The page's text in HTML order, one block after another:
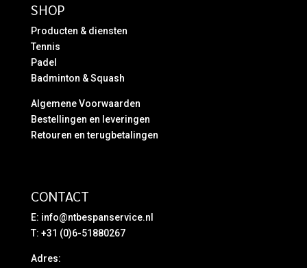
SHOP
Producten & diensten
Tennis
Padel
Badminton & Squash
Algemene Voorwaarden
Bestellingen en leveringen
Retouren en terugbetalingen
CONTACT
E: info@ntbespanservice.nl
T: +31 (0)6-51880267
Adres: